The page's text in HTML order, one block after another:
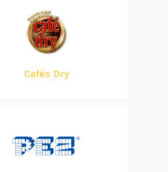
Cafés Dry